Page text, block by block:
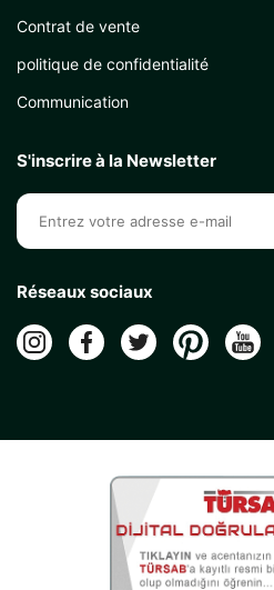
Contrat de vente
politique de confidentialité
Communication
S'inscrire à la Newsletter
Réseaux sociaux